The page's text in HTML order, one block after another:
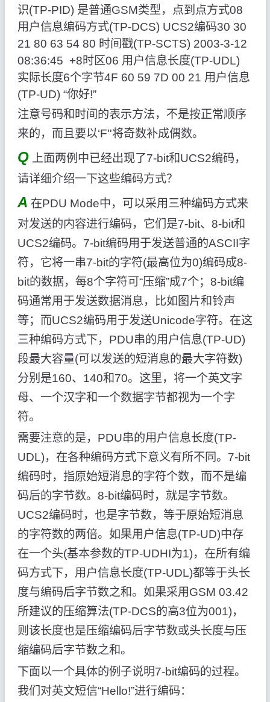
识(TP-PID) 是普通GSM类型，点到点方式08
用户信息编码方式(TP-DCS) UCS2编码30 30
21 80 63 54 80 时间戳(TP-SCTS) 2003-3-12
08:36:45 +8时区06 用户信息长度(TP-UDL)
实际长度6个字节4F 60 59 7D 00 21 用户信息
(TP-UD) “你好!”
注意号码和时间的表示方法，不是按正常顺序
来的，而且要以‘F''将奇数补成偶数。
Q上面两例中已经出现了7-bit和UCS2编码，
请详细介绍一下这些编码方式？
A 在PDU Mode中，可以采用三种编码方式来
对发送的内容进行编码，它们是7-bit、8-bit和
UCS2编码。7-bit编码用于发送普通的ASCII字
符，它将一串7-bit的字符(最高位为0)编码成8-
bit的数据，每8个字符可“压缩”成7个；8-bit编
码通常用于发送数据消息，比如图片和铃声
等；而UCS2编码用于发送Unicode字符。在这
三种编码方式下，PDU串的用户信息(TP-UD)
段最大容量(可以发送的短消息的最大字符数)
分别是160、140和70。这里，将一个英文字
母、一个汉字和一个数据字节都视为一个字
符。
需要注意的是，PDU串的用户信息长度(TP-
UDL)，在各种编码方式下意义有所不同。7-bit
编码时，指原始短消息的字符个数，而不是编
码后的字节数。8-bit编码时，就是字节数。
UCS2编码时，也是字节数，等于原始短消息
的字符数的两倍。如果用户信息(TP-UD)中存
在一个头(基本参数的TP-UDHI为1)，在所有编
码方式下，用户信息长度(TP-UDL)都等于头长
度与编码后字节数之和。如果采用GSM 03.42
所建议的压缩算法(TP-DCS的高3位为001)，
则该长度也是压缩编码后字节数或头长度与压
缩编码后字节数之和。
下面以一个具体的例子说明7-bit编码的过程。
我们对英文短信“Hello!”进行编码：